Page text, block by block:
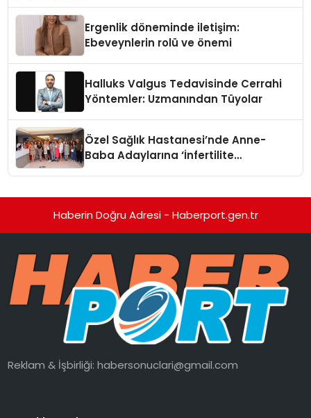
Ergenlik döneminde iletişim:
Ebeveynlerin rolü ve önemi
Halluks Valgus Tedavisinde Cerrahi
Yöntemler: Uzmanından Tüyolar
Özel Sağlık Hastanesi’nde Anne-
Baba Adaylarına ‘İnfertilite
Haberin Doğru Adresi - Haberport.gen.tr
Reklam & İşbirliği:habersonuclari@gmail.com